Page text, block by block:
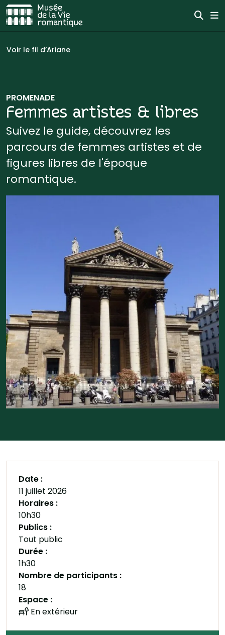
Aller au contenu
Vous êtes ici :
Voir le fil d’Ariane
PROMENADE
Femmes artistes & libres
Suivez le guide, découvrez les
parcours de femmes artistes et de
figures libres de l'époque
romantique.
Date :
11 juillet 2026
Horaires :
10h30
Publics :
Tout public
Durée :
1h30
Nombre de participants :
18
Espace :
En extérieur